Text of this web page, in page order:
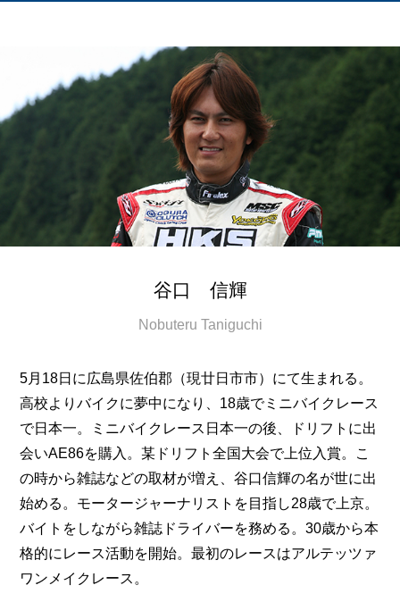
谷口 信輝
Nobuteru Taniguchi
5月18日に広島県佐伯郡（現廿日市市）にて生まれる。
高校よりバイクに夢中になり、18歳でミニバイクレース
で日本一。ミニバイクレース日本一の後、ドリフトに出
会いAE86を購入。某ドリフト全国大会で上位入賞。こ
の時から雑誌などの取材が増え、谷口信輝の名が世に出
始める。モータージャーナリストを目指し28歳で上京。
バイトをしながら雑誌ドライバーを務める。30歳から本
格的にレース活動を開始。最初のレースはアルテッツァ
ワンメイクレース。